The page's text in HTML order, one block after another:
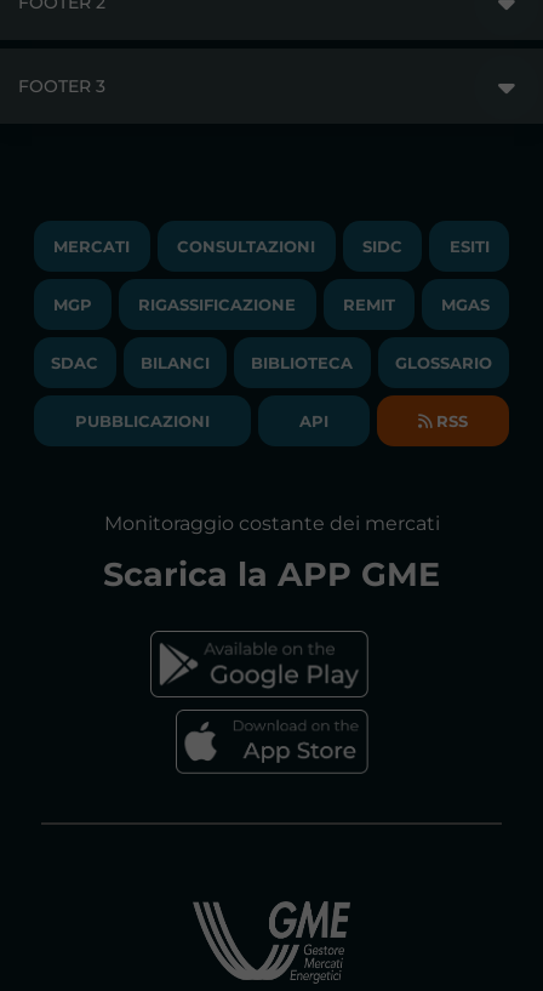
PUBBLICAZIONI
COMUNICATI/NEWS
NEWSLETTER
BILANCI DI ESERCIZIO
LAVORA CON NOI
BANDI DI GARA E CONTRATTI
SOCIETA' TRASPARENTE
FOOTER 3
TRAYPORT M. ELETTRICO
LIQUIDITY PROVIDERS
BIBLIOTECA
GLOSSARIO
DICHIARAZIONE DI ACCESSIBILITÀ
FAQs MERCATO ELETTRICO
MERCATI CONSULTAZIONI SIDC ESITI
MGP RIGASSIFICAZIONE REMIT MGAS
SDAC BILANCI BIBLIOTECA GLOSSARIO
PUBBLICAZIONI API RSS
Monitoraggio costante dei mercati
Scarica la APP GME